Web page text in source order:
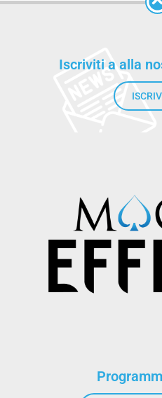
Iscriviti a alla